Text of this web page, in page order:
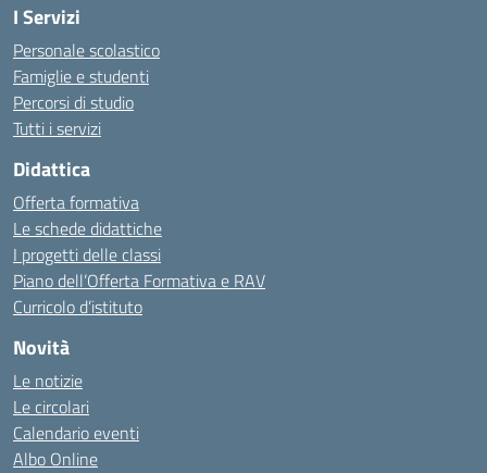
I Servizi
Personale scolastico
Famiglie e studenti
Percorsi di studio
Tutti i servizi
Didattica
Offerta formativa
Le schede didattiche
I progetti delle classi
Piano dell’Offerta Formativa e RAV
Curricolo d’istituto
Novità
Le notizie
Le circolari
Calendario eventi
Albo Online